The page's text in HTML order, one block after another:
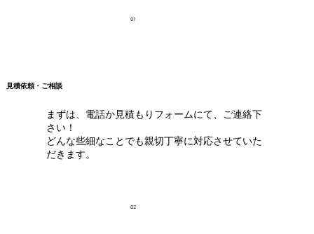
01
まずは、電話か見積もりフォームにて、ご連絡下
さい！
どんな些細なことでも親切丁寧に対応させていた
だきます。
見積依頼・ご相談
02